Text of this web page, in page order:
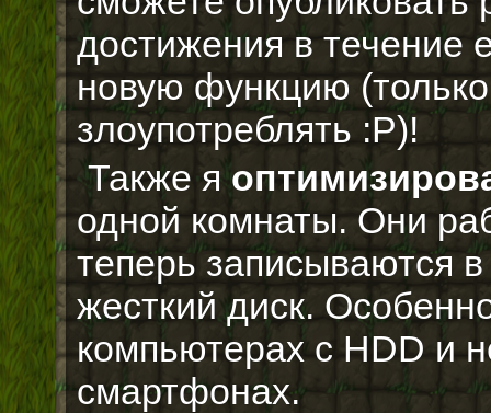
достижения в течение
новую функцию
злоупотреблять :P)!
Также я
одной комнаты. Они
теперь записываются
жесткий диск.
компьютерах с HDD и
смартфонах.